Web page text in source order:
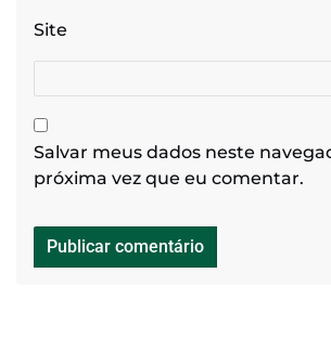
Site
Salvar meus dados neste
próxima vez que eu comentar.